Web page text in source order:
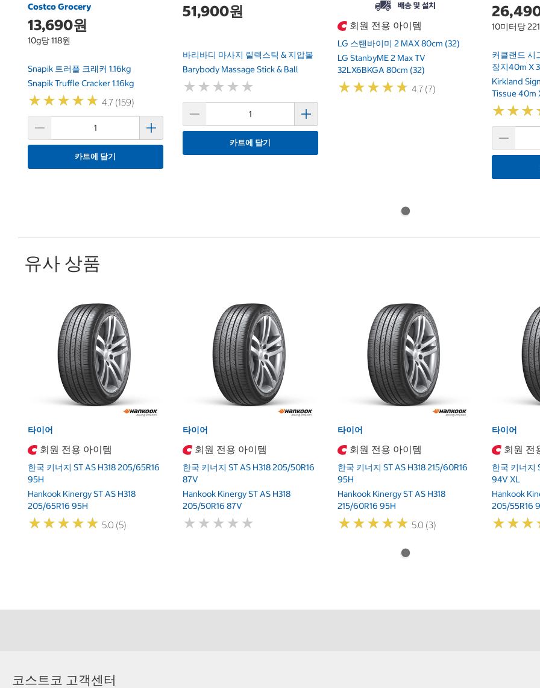
Costco Grocery
13,690원
10g당 118원
Snapik 트러플 크래커 1.16kg
Snapik Truffle Cracker 1.16kg
★★★★★
★★★★★ 4.7 (159)
카트에 담기
51,900원
바리바디 마사지 릴렉스틱 & 지압볼
Barybody Massage Stick & Ball
★ ★ ★ ★ ★
★ ★ ★ ★ ★
카트에 담기
회원 전용 아이템
LG 스탠바이미 2 MAX 80cm (32)
LG StanbyME 2 Max TV
32LX6BKGA 80cm (32)
★★★★★
★★★★★ 4.7 (7)
10미터당
커클랜드 시
장지40m X
Kirkland
Tissue 40m
★★★
★★★
유사 상품
타이어
회원 전용 아이템
한국 키너지 ST AS H318 205/65R16
95H
Hankook Kinergy ST AS H318
205/65R16 95H
★★★★★
★★★★★ 5.0 (5)
타이어
회원 전용 아이템
한국 키너지 ST AS H318 205/50R16
87V
Hankook Kinergy ST AS H318
205/50R16 87V
★ ★ ★ ★ ★
★ ★ ★ ★ ★
타이어
회원 전용 아이템
한국 키너지 ST AS H318 215/60R16
95H
Hankook Kinergy ST AS H318
215/60R16 95H
★★★★★
★★★★★ 5.0 (3)
타이어
회원 전
한국 키너지
94V XL
Hankook
205/55R16
★★★
★★★
코스트코 고객센터